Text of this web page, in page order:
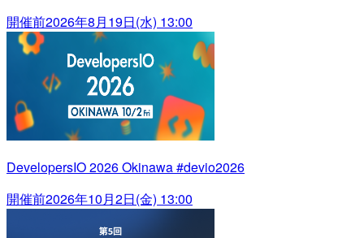
開催前2026年8月19日(水) 13:00
DevelopersIO 2026 Okinawa #devio2026
開催前2026年10月2日(金) 13:00